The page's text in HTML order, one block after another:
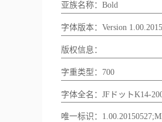
亚族名称：Bold
字体版本：Version
版权信息：
字重类型：700
字体全名：JFドットK14-
唯一标识：